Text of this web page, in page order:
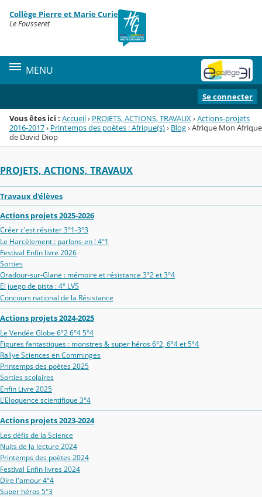
Menu de la rubrique
Contenu
Collège Pierre et Marie Curie
Le Fousseret
MENU
Se connecter
Vous êtes ici : Accueil› PROJETS, ACTIONS, TRAVAUX ›Actions-projets
2016-2017› Printemps des poètes : Afrique(s)› Blog›Afrique Mon Afrique
de David Diop
PROJETS, ACTIONS, TRAVAUX
Travaux d'élèves
Actions projets 2025-2026
Créer c'est résister 3°1-3°3
Le Harcèlement : parlons-en ! 4°1
Festival Enfin livre 2026
Sorties
Oradour‑sur‑Glane : mémoire et résistance 3°2 et 3°4
El juego de pista : 4° LVS
Concours national de la Résistance
Actions projets 2024-2025
Le Vendée Globe 6°2 6°4 5°4
Figures fantastiques : monstres & super héros 6°2, 6°4 et 5°4
Rallye Sciences en Comminges
Printemps des poètes 2025
Sorties scolaires
Enfin Livre 2025
L'Eloquence scientifique 3°4
Actions projets 2023-2024
Les défis de la Science
Nuits de la lecture 2024
Printemps des poètes 2024
Festival Enfin livres 2024
Dire l'amour 4°4
Super héros 5°3